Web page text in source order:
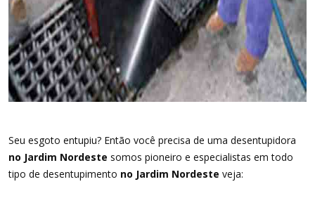
Seu esgoto entupiu? Então você precisa de uma desentupidora
no Jardim Nordeste somos pioneiro e especialistas em todo
tipo de desentupimento no Jardim Nordeste veja: